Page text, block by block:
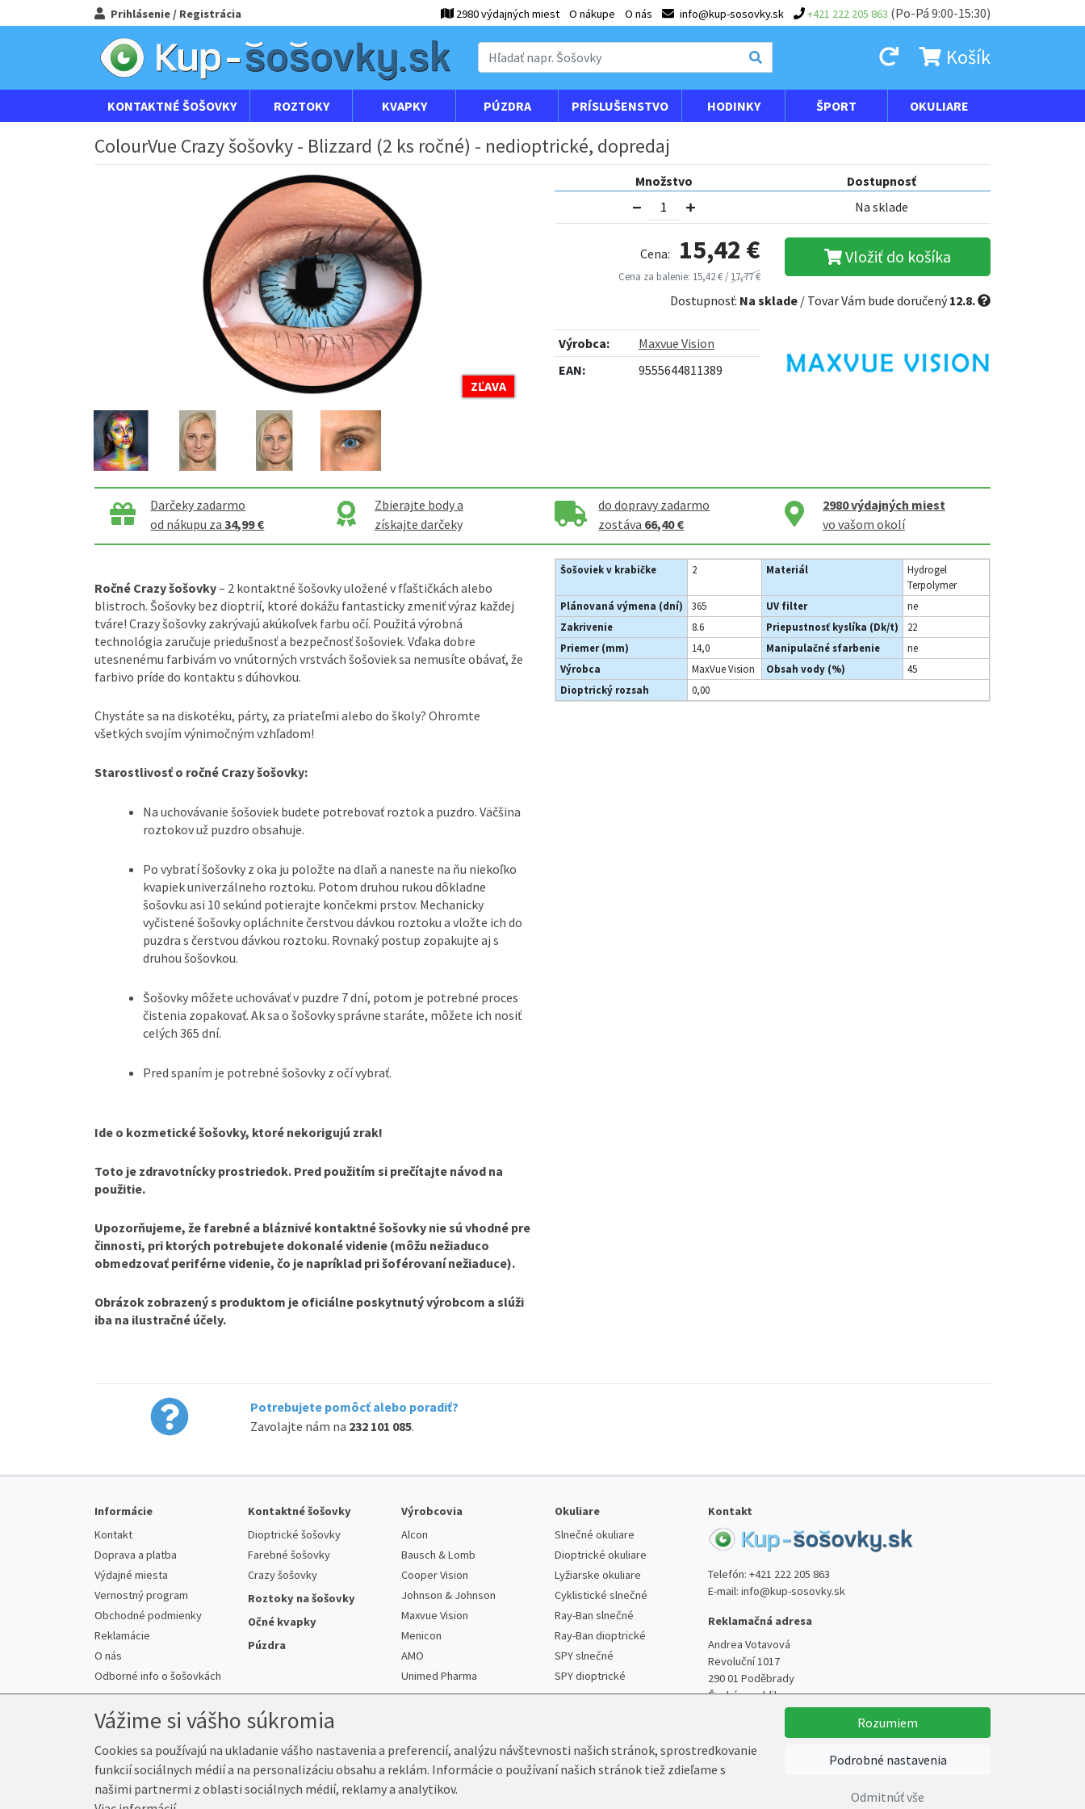
Prihlásenie / Registrácia 2980 výdajných miest O nákupe O nás info@kup-sosovky.sk +421 222 205 863 (Po-Pá 9:00-15:30)
Košík
KONTAKTNÉ ŠOŠOVKY ROZTOKY KVAPKY PÚZDRA PRÍSLUŠENSTVO HODINKY ŠPORT OKULIARE
ColourVue Crazy šošovky - Blizzard (2 ks ročné) - nedioptrické, dopredaj
ZĽAVA
Množstvo
Dostupnosť
Na sklade
Cena: 15,42 €
Cena za balenie: 15,42 € /17,77 €
Vložiť do košíka
Dostupnosť: Na sklade / Tovar Vám bude doručený12.8.
Výrobca:
Maxvue Vision
EAN:
9555644811389
Darčeky zadarmo
od nákupu za34,99 €
Zbierajte body a
získajte darčeky
do dopravy zadarmo
zostáva 66,40 €
2980výdajných miest
vo vašom okolí
Ročné Crazy šošovky– 2 kontaktné šošovky uložené v fľaštičkách alebo
blistroch. Šošovky bez dioptrií, ktoré dokážu fantasticky zmeniť výraz každej
tváre! Crazy šošovky zakrývajú akúkoľvek farbu očí. Použitá výrobná
technológia zaručuje priedušnosť a bezpečnosť šošoviek. Vďaka dobre
utesnenému farbivám vo vnútorných vrstvách šošoviek sa nemusíte obávať, že
farbivo príde do kontaktu s dúhovkou.
Chystáte sa na diskotéku, párty, za priateľmi alebo do školy? Ohromte
všetkých svojím výnimočným vzhľadom!
Starostlivosť o ročné Crazy šošovky:
Na uchovávanie šošoviek budete potrebovať roztok a puzdro. Väčšina
roztokov už puzdro obsahuje.
Po vybratí šošovky z oka ju položte na dlaň a naneste na ňu niekoľko
kvapiek univerzálneho roztoku. Potom druhou rukou dôkladne
šošovku asi 10 sekúnd potierajte končekmi prstov. Mechanicky
vyčistené šošovky opláchnite čerstvou dávkou roztoku a vložte ich do
puzdra s čerstvou dávkou roztoku. Rovnaký postup zopakujte aj s
druhou šošovkou.
Šošovky môžete uchovávať v puzdre 7 dní, potom je potrebné proces
čistenia zopakovať. Ak sa o šošovky správne staráte, môžete ich nosiť
celých 365 dní.
Pred spaním je potrebné šošovky z očí vybrať.
Ide o kozmetické šošovky, ktoré nekorigujú zrak!
Toto je zdravotnícky prostriedok. Pred použitím si prečítajte návod na
použitie.
Upozorňujeme, že farebné a bláznivé kontaktné šošovky nie sú vhodné pre
činnosti, pri ktorých potrebujete dokonalé videnie (môžu nežiaduco
obmedzovať periférne videnie, čo je napríklad pri šoférovaní nežiaduce).
Obrázok zobrazený s produktom je oficiálne poskytnutý výrobcom a slúži
iba na ilustračné účely.
Šošoviek v krabičke 2 Materiál
Hydrogel
Terpolymer
Plánovaná výmena (dní)
365 UV filter
ne
Zakrivenie
8.6 Priepustnosť kyslíka (Dk/t)
22
Priemer (mm)
14,0 Manipulačné sfarbenie
ne
Výrobca
MaxVue Vision Obsah vody (%)
45
Dioptrický rozsah
0,00
Potrebujete pomôcť alebo poradiť?
Zavolajte nám na 232 101 085.
Informácie
Kontakt
Doprava a platba
Výdajné miesta
Vernostný program
Obchodné podmienky
Reklamácie
O nás
Odborné info o šošovkách
Kontaktné šošovky
Dioptrické šošovky
Farebné šošovky
Crazy šošovky
Roztoky na šošovky
Očné kvapky
Púzdra
Výrobcovia
Alcon
Bausch & Lomb
Cooper Vision
Johnson & Johnson
Maxvue Vision
Menicon
AMO
Unimed Pharma
Okuliare
Slnečné okuliare
Dioptrické okuliare
Lyžiarske okuliare
Cyklistické slnečné
Ray-Ban slnečné
Ray-Ban dioptrické
SPY slnečné
SPY dioptrické
Kontakt
Telefón: +421 222 205 863
E-mail: info@kup-sosovky.sk
Reklamačná adresa
Andrea Votavová
Revoluční 1017
290 01 Poděbrady
Česká republika
© 2026 Kup-Šošovky.sk
Vážime si vášho súkromia
Cookies sa používajú na ukladanie vášho nastavenia a preferencií, analýzu návštevnosti našich stránok, sprostredkovanie
funkcií sociálnych médií a na personalizáciu obsahu a reklám. Informácie o používaní našich stránok tiež zdieľame s
našimi partnermi z oblasti sociálnych médií, reklamy a analytikov.
Rozumiem
Podrobné nastavenia
Odmitnúť vše